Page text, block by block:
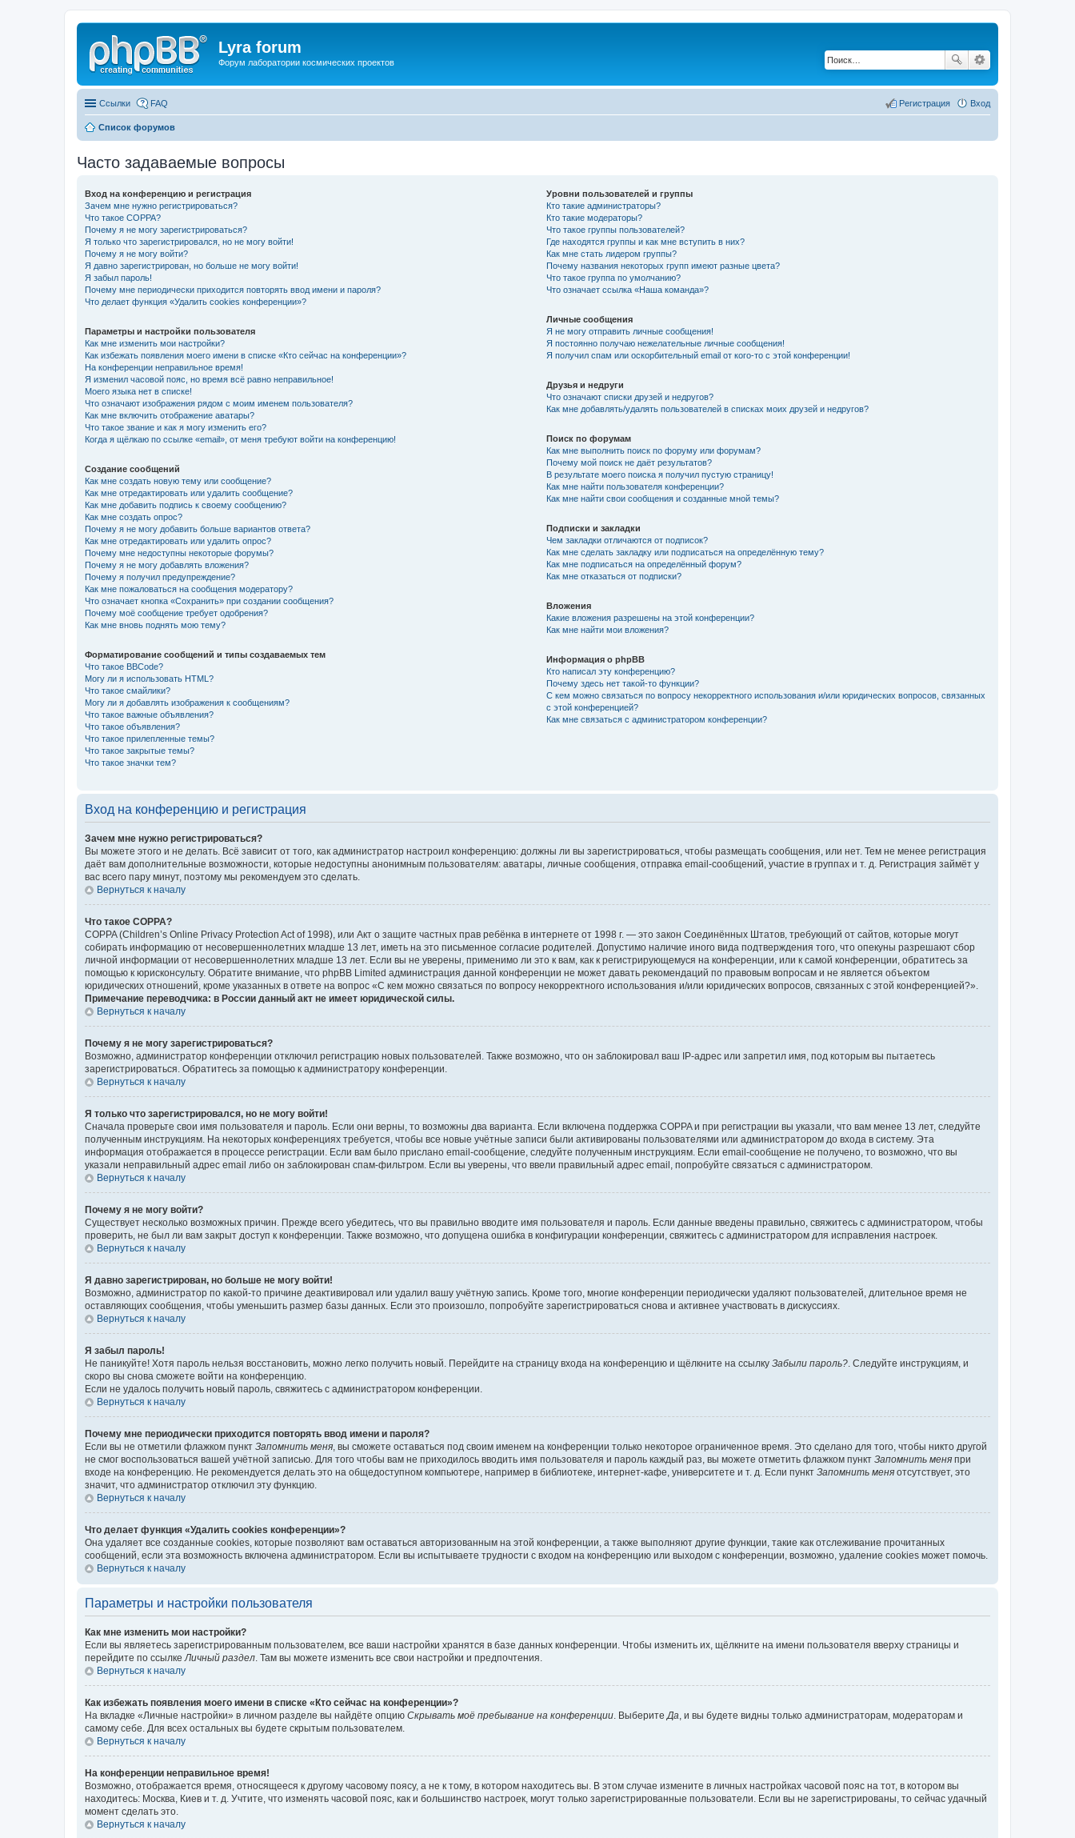
Lyra forum
Форум лаборатории космических проектов
Ссылки FAQ Вход
Регистрация
Список форумов
Часто задаваемые вопросы
Вход на конференцию и регистрация
Зачем мне нужно регистрироваться?
Что такое COPPA?
Почему я не могу зарегистрироваться?
Я только что зарегистрировался, но не могу войти!
Почему я не могу войти?
Я давно зарегистрирован, но больше не могу войти!
Я забыл пароль!
Почему мне периодически приходится повторять ввод имени и пароля?
Что делает функция «Удалить cookies конференции»?
Параметры и настройки пользователя
Как мне изменить мои настройки?
Как избежать появления моего имени в списке «Кто сейчас на конференции»?
На конференции неправильное время!
Я изменил часовой пояс, но время всё равно неправильное!
Моего языка нет в списке!
Что означают изображения рядом с моим именем пользователя?
Как мне включить отображение аватары?
Что такое звание и как я могу изменить его?
Когда я щёлкаю по ссылке «email», от меня требуют войти на конференцию!
Создание сообщений
Как мне создать новую тему или сообщение?
Как мне отредактировать или удалить сообщение?
Как мне добавить подпись к своему сообщению?
Как мне создать опрос?
Почему я не могу добавить больше вариантов ответа?
Как мне отредактировать или удалить опрос?
Почему мне недоступны некоторые форумы?
Почему я не могу добавлять вложения?
Почему я получил предупреждение?
Как мне пожаловаться на сообщения модератору?
Что означает кнопка «Сохранить» при создании сообщения?
Почему моё сообщение требует одобрения?
Как мне вновь поднять мою тему?
Форматирование сообщений и типы создаваемых тем
Что такое BBCode?
Могу ли я использовать HTML?
Что такое смайлики?
Могу ли я добавлять изображения к сообщениям?
Что такое важные объявления?
Что такое объявления?
Что такое прилепленные темы?
Что такое закрытые темы?
Что такое значки тем?
Уровни пользователей и группы
Кто такие администраторы?
Кто такие модераторы?
Что такое группы пользователей?
Где находятся группы и как мне вступить в них?
Как мне стать лидером группы?
Почему названия некоторых групп имеют разные цвета?
Что такое группа по умолчанию?
Что означает ссылка «Наша команда»?
Личные сообщения
Я не могу отправить личные сообщения!
Я постоянно получаю нежелательные личные сообщения!
Я получил спам или оскорбительный email от кого-то с этой конференции!
Друзья и недруги
Что означают списки друзей и недругов?
Как мне добавлять/удалять пользователей в списках моих друзей и недругов?
Поиск по форумам
Как мне выполнить поиск по форуму или форумам?
Почему мой поиск не даёт результатов?
В результате моего поиска я получил пустую страницу!
Как мне найти пользователя конференции?
Как мне найти свои сообщения и созданные мной темы?
Подписки и закладки
Чем закладки отличаются от подписок?
Как мне сделать закладку или подписаться на определённую тему?
Как мне подписаться на определённый форум?
Как мне отказаться от подписки?
Вложения
Какие вложения разрешены на этой конференции?
Как мне найти мои вложения?
Информация о phpBB
Кто написал эту конференцию?
Почему здесь нет такой-то функции?
С кем можно связаться по вопросу некорректного использования и/или юридических вопросов, связанных
с этой конференцией?
Как мне связаться с администратором конференции?
Вход на конференцию и регистрация
Зачем мне нужно регистрироваться?
Вы можете этого и не делать. Всё зависит от того, как администратор настроил конференцию: должны ли вы зарегистрироваться, чтобы размещать сообщения, или нет. Тем не менее регистрация
даёт вам дополнительные возможности, которые недоступны анонимным пользователям: аватары, личные сообщения, отправка email-сообщений, участие в группах и т. д. Регистрация займёт у
вас всего пару минут, поэтому мы рекомендуем это сделать.
Вернуться к началу
Что такое COPPA?
COPPA (Children’s Online Privacy Protection Act of 1998), или Акт о защите частных прав ребёнка в интернете от 1998 г. — это закон Соединённых Штатов, требующий от сайтов, которые могут
собирать информацию от несовершеннолетних младше 13 лет, иметь на это письменное согласие родителей. Допустимо наличие иного вида подтверждения того, что опекуны разрешают сбор
личной информации от несовершеннолетних младше 13 лет. Если вы не уверены, применимо ли это к вам, как к регистрирующемуся на конференции, или к самой конференции, обратитесь за
помощью к юрисконсульту. Обратите внимание, что phpBB Limited администрация данной конференции не может давать рекомендаций по правовым вопросам и не является объектом
юридических отношений, кроме указанных в ответе на вопрос «С кем можно связаться по вопросу некорректного использования и/или юридических вопросов, связанных с этой конференцией?».
Примечание переводчика: в России данный акт не имеет юридической силы.
Вернуться к началу
Почему я не могу зарегистрироваться?
Возможно, администратор конференции отключил регистрацию новых пользователей. Также возможно, что он заблокировал ваш IP-адрес или запретил имя, под которым вы пытаетесь
зарегистрироваться. Обратитесь за помощью к администратору конференции.
Вернуться к началу
Я только что зарегистрировался, но не могу войти!
Сначала проверьте свои имя пользователя и пароль. Если они верны, то возможны два варианта. Если включена поддержка COPPA и при регистрации вы указали, что вам менее 13 лет, следуйте
полученным инструкциям. На некоторых конференциях требуется, чтобы все новые учётные записи были активированы пользователями или администратором до входа в систему. Эта
информация отображается в процессе регистрации. Если вам было прислано email-сообщение, следуйте полученным инструкциям. Если email-сообщение не получено, то возможно, что вы
указали неправильный адрес email либо он заблокирован спам-фильтром. Если вы уверены, что ввели правильный адрес email, попробуйте связаться с администратором.
Вернуться к началу
Почему я не могу войти?
Существует несколько возможных причин. Прежде всего убедитесь, что вы правильно вводите имя пользователя и пароль. Если данные введены правильно, свяжитесь с администратором, чтобы
проверить, не был ли вам закрыт доступ к конференции. Также возможно, что допущена ошибка в конфигурации конференции, свяжитесь с администратором для исправления настроек.
Вернуться к началу
Я давно зарегистрирован, но больше не могу войти!
Возможно, администратор по какой-то причине деактивировал или удалил вашу учётную запись. Кроме того, многие конференции периодически удаляют пользователей, длительное время не
оставляющих сообщения, чтобы уменьшить размер базы данных. Если это произошло, попробуйте зарегистрироваться снова и активнее участвовать в дискуссиях.
Вернуться к началу
Я забыл пароль!
Не паникуйте! Хотя пароль нельзя восстановить, можно легко получить новый. Перейдите на страницу входа на конференцию и щёлкните на ссылку Забыли пароль? . Следуйте инструкциям, и
скоро вы снова сможете войти на конференцию.
Если не удалось получить новый пароль, свяжитесь с администратором конференции.
Вернуться к началу
Почему мне периодически приходится повторять ввод имени и пароля?
Если вы не отметили флажком пункт Запомнить меня , вы сможете оставаться под своим именем на конференции только некоторое ограниченное время. Это сделано для того, чтобы никто другой
не смог воспользоваться вашей учётной записью. Для того чтобы вам не приходилось вводить имя пользователя и пароль каждый раз, вы можете отметить флажком пункт Запомнить меня при
входе на конференцию. Не рекомендуется делать это на общедоступном компьютере, например в библиотеке, интернет-кафе, университете и т. д. Если пункт Запомнить меня отсутствует, это
значит, что администратор отключил эту функцию.
Вернуться к началу
Что делает функция «Удалить cookies конференции»?
Она удаляет все созданные cookies, которые позволяют вам оставаться авторизованным на этой конференции, а также выполняют другие функции, такие как отслеживание прочитанных
сообщений, если эта возможность включена администратором. Если вы испытываете трудности с входом на конференцию или выходом с конференции, возможно, удаление cookies может помочь.
Вернуться к началу
Параметры и настройки пользователя
Как мне изменить мои настройки?
Если вы являетесь зарегистрированным пользователем, все ваши настройки хранятся в базе данных конференции. Чтобы изменить их, щёлкните на имени пользователя вверху страницы и
перейдите по ссылке Личный раздел . Там вы можете изменить все свои настройки и предпочтения.
Вернуться к началу
Как избежать появления моего имени в списке «Кто сейчас на конференции»?
На вкладке «Личные настройки» в личном разделе вы найдёте опцию Скрывать моё пребывание на конференции . Выберите Да , и вы будете видны только администраторам, модераторам и
самому себе. Для всех остальных вы будете скрытым пользователем.
Вернуться к началу
На конференции неправильное время!
Возможно, отображается время, относящееся к другому часовому поясу, а не к тому, в котором находитесь вы. В этом случае измените в личных настройках часовой пояс на тот, в котором вы
находитесь: Москва, Киев и т. д. Учтите, что изменять часовой пояс, как и большинство настроек, могут только зарегистрированные пользователи. Если вы не зарегистрированы, то сейчас удачный
момент сделать это.
Вернуться к началу